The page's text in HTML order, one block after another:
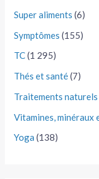
Super aliments (6)
Symptômes (155)
TC(1 295)
Thés et santé(7)
Traitements naturels
Vitamines, minéraux
Yoga (138)